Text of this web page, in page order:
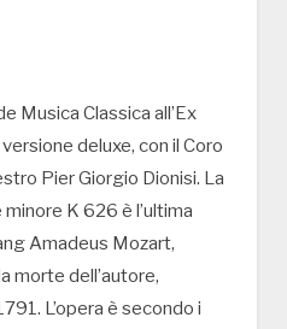
Musica Classica all’Ex
deluxe, con il Coro
Pier Giorgio Dionisi. La
K 626 è l’ultima
Amadeus Mozart,
morte dell’autore,
L’opera è secondo i